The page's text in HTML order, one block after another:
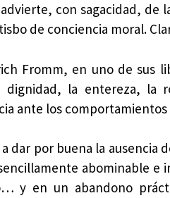
con sagacidad, de
de conciencia moral.
Fromm, en uno de sus
dignidad, la entereza, la
ante los
dar por buena la ausencia
abominable
y en un abandono